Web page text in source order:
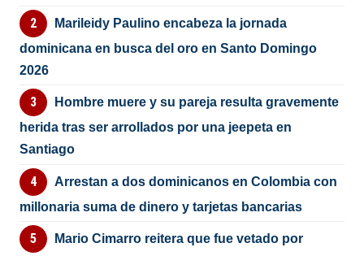
Marileidy Paulino encabeza la jornada
dominicana en busca del oro en Santo Domingo
2026
Hombre muere y su pareja resulta gravemente
herida tras ser arrollados por una jeepeta en
Santiago
Arrestan a dos dominicanos en Colombia con
millonaria suma de dinero y tarjetas bancarias
Mario Cimarro reitera que fue vetado por